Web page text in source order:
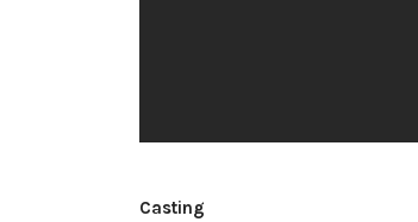
Casting